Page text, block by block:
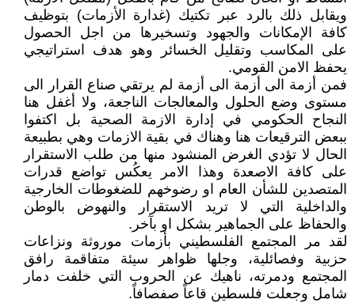
ويقابل ذلك بالرد عبر تكتيك (غدارة الأزمات) بتوظيف
كافة الإمكانات والجهود وتسخيرها من اجل الحصول
على المكاسب وتقليل الخسائر وهو هدف استراتيجي
يحفظ الامن القومي.
فمن أزمة الى أزمة الى أزمة لم يرتقي صناع القرار الى
مستوى وضع الحلول والمعالجات الناجعة، ولا أغفل هنا
النجاح الحكومي في إدارة الازمة الصحية بل اكتفوا
ببعض الترقيعات هنا وهناك في بقية الازمات وهي بطبيعة
الحال لا تؤدي الغرض المنشود منها من طلب الاستقرار
على كافة الاصعدة وهذا الامر يعكُس تواضع قدرات
المتصدين للشأن العام او رضوخهم للضغوطات الخارجية
والداخلية التي لا تريد الاستقرار والنهوض بالوطن
والحفاظ على الجماهير بشكل او بآخر.
لقد مر المجتمع الفلسطيني بأزمات موروثة ونزاعات
حزبية وفصائلية، وجلها ظواهر سيئة متفاقمة رافق
المجتمع ودمرته، ناهيك عن الحروب التي خلفت دمار
شامل وجعلت فلسطين قاعاً صفصافاً.